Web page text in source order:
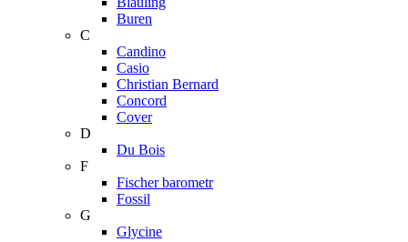
Buren
C
Candino
Casio
Christian Bernard
Concord
Cover
D
Du Bois
F
Fischer barometr
Fossil
G
Glycine